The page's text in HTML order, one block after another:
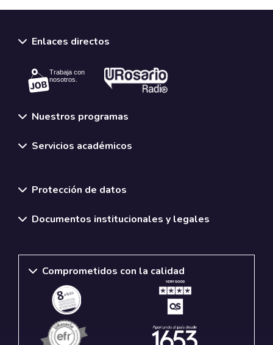
Enlaces directos
Trabaja con
nosotros.
Nuestros programas
Servicios académicos
Protección de datos
Documentos institucionales y legales
Comprometidos con la calidad